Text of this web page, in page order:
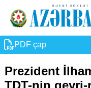
PDF çap
Prezident
TDT-nin